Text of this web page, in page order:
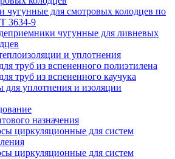
чугунные для смотровых колодцев по
3634-9
чугунные для ливневых
и уплотнения
труб из вспененного полиэтилена
труб из вспененного каучука
для уплотнения и изоляции
назначения
циркуляционные для систем
циркуляционные для систем